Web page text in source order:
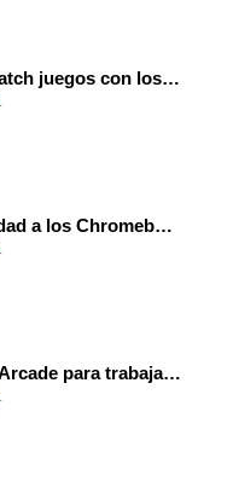
Programa con Scratch juegos con los partidos del mundial 2026 ganados por España
Dale una oportunidad a los Chromebooks y utiliza un proyector para realizar talleres si no tienes pantallas táctiles
Instala MakeCode Arcade para trabajar offline en tu tablet, ordenador, Chromebook